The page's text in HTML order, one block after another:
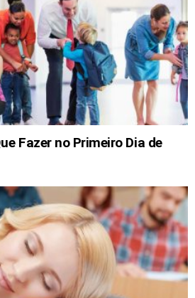
Fazer no Primeiro Dia de